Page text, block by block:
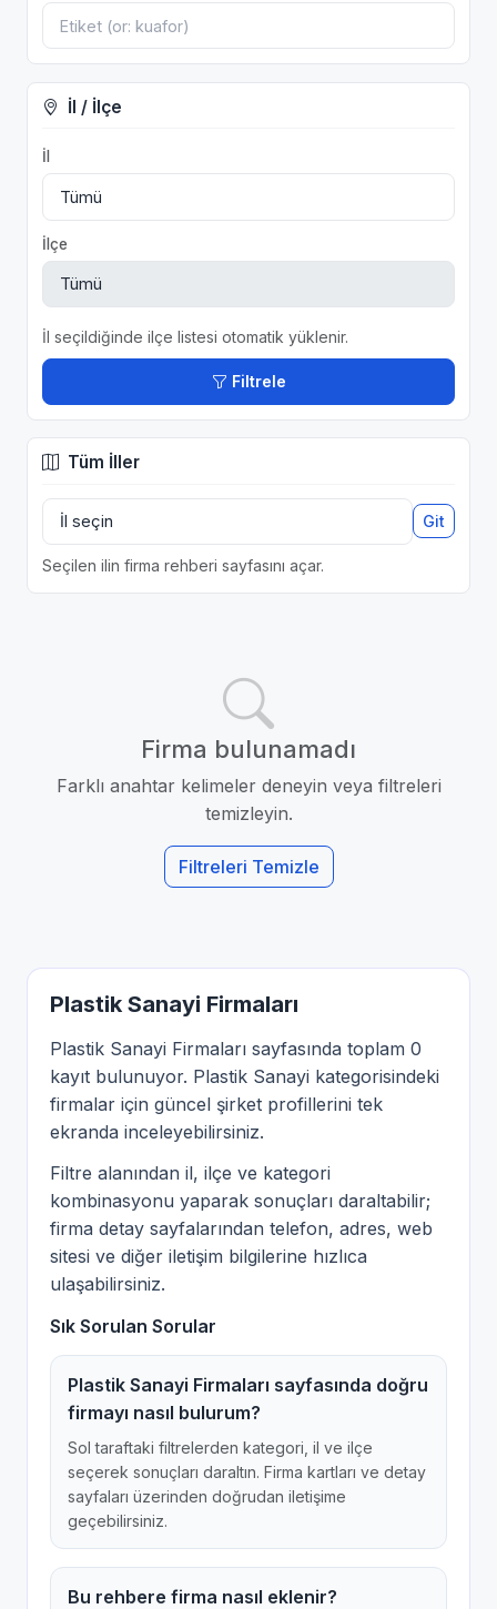
İl / İlçe
İl
İlçe
İl seçildiğinde ilçe listesi otomatik yüklenir.
Filtrele
Tüm İller
Git
Seçilen ilin firma rehberi sayfasını açar.
Firma bulunamadı
Farklı anahtar kelimeler deneyin veya filtreleri
temizleyin.
Filtreleri Temizle
Plastik Sanayi Firmaları
Plastik Sanayi Firmaları sayfasında toplam 0
kayıt bulunuyor. Plastik Sanayi kategorisindeki
firmalar için güncel şirket profillerini tek
ekranda inceleyebilirsiniz.
Filtre alanından il, ilçe ve kategori
kombinasyonu yaparak sonuçları daraltabilir;
firma detay sayfalarından telefon, adres, web
sitesi ve diğer iletişim bilgilerine hızlıca
ulaşabilirsiniz.
Sık Sorulan Sorular
Plastik Sanayi Firmaları sayfasında doğru
firmayı nasıl bulurum?
Sol taraftaki filtrelerden kategori, il ve ilçe
seçerek sonuçları daraltın. Firma kartları ve detay
sayfaları üzerinden doğrudan iletişime
geçebilirsiniz.
Bu rehbere firma nasıl eklenir?